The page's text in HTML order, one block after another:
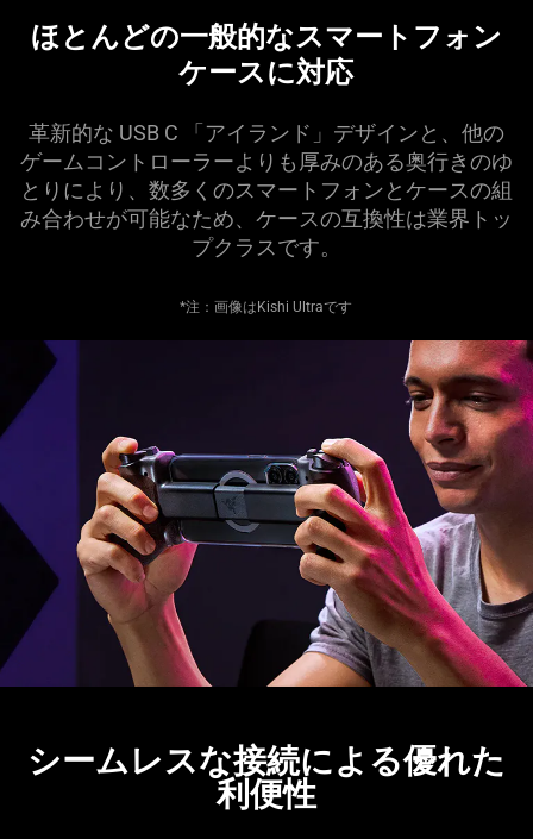
ほとんどの一般的なスマートフォン
ケースに対応
革新的な USB C 「アイランド」デザインと、他の
ゲームコントローラーよりも厚みのある奥行きのゆ
とりにより、数多くのスマートフォンとケースの組
み合わせが可能なため、ケースの互換性は業界トッ
プクラスです。
*注：画像はKishi Ultraです
シームレスな接続による優れた
利便性